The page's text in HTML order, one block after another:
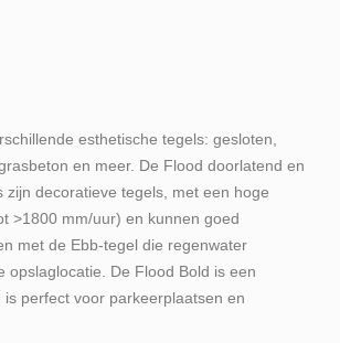
esthetische tegels: gesloten,
en meer. De Flood doorlatend en
zijn decoratieve tegels, met een hoge
>1800 mm/uur) en kunnen goed
met de Ebb-tegel die regenwater
opslaglocatie. De Flood Bold is een
perfect voor parkeerplaatsen en